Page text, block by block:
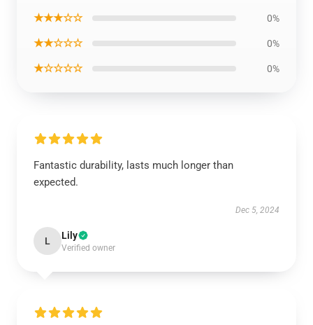
★★★☆☆ 0%
★★☆☆☆ 0%
★☆☆☆☆ 0%
Fantastic durability, lasts much longer than
expected.
Dec 5, 2024
L Lily
Verified owner